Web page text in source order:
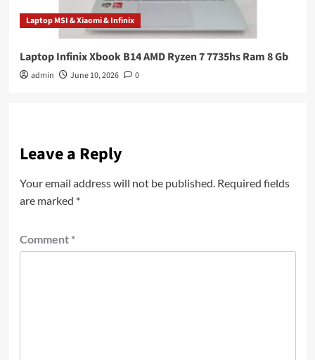
Laptop MSI & Xiaomi & Infinix
Laptop Infinix Xbook B14 AMD Ryzen 7 7735hs Ram 8 Gb
admin June 10, 2026 0
Leave a Reply
Your email address will not be published. Required fields
are marked *
Comment *